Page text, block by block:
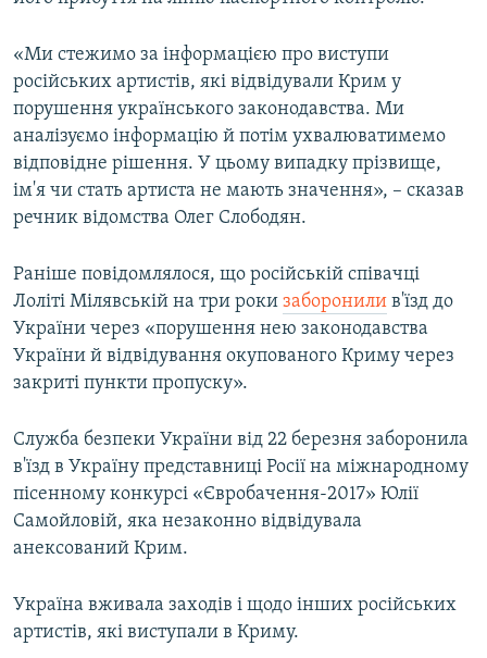
«Ми стежимо за інформацією про виступи
російських артистів, які відвідували Крим у
порушення українського законодавства. Ми
аналізуємо інформацію й потім ухвалюватимемо
відповідне рішення. У цьому випадку прізвище,
ім'я чи стать артиста не мають значення», – сказав
речник відомства Олег Слободян.
Раніше повідомлялося, що російській співачці
Лоліті Мілявській на три роки заборонили в'їзд до
України через «порушення нею законодавства
України й відвідування окупованого Криму через
закриті пункти пропуску».
Служба безпеки України від 22 березня заборонила
в'їзд в Україну представниці Росії на міжнародному
пісенному конкурсі «Євробачення-2017» Юлії
Самойловій, яка незаконно відвідувала
анексований Крим.
Україна вживала заходів і щодо інших російських
артистів, які виступали в Криму.